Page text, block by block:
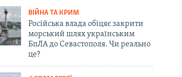
ВІЙНА ТА КРИМ
Російська влада обіцяє закрити
морський шлях українським
БпЛА до Севастополя. Чи реально
це?